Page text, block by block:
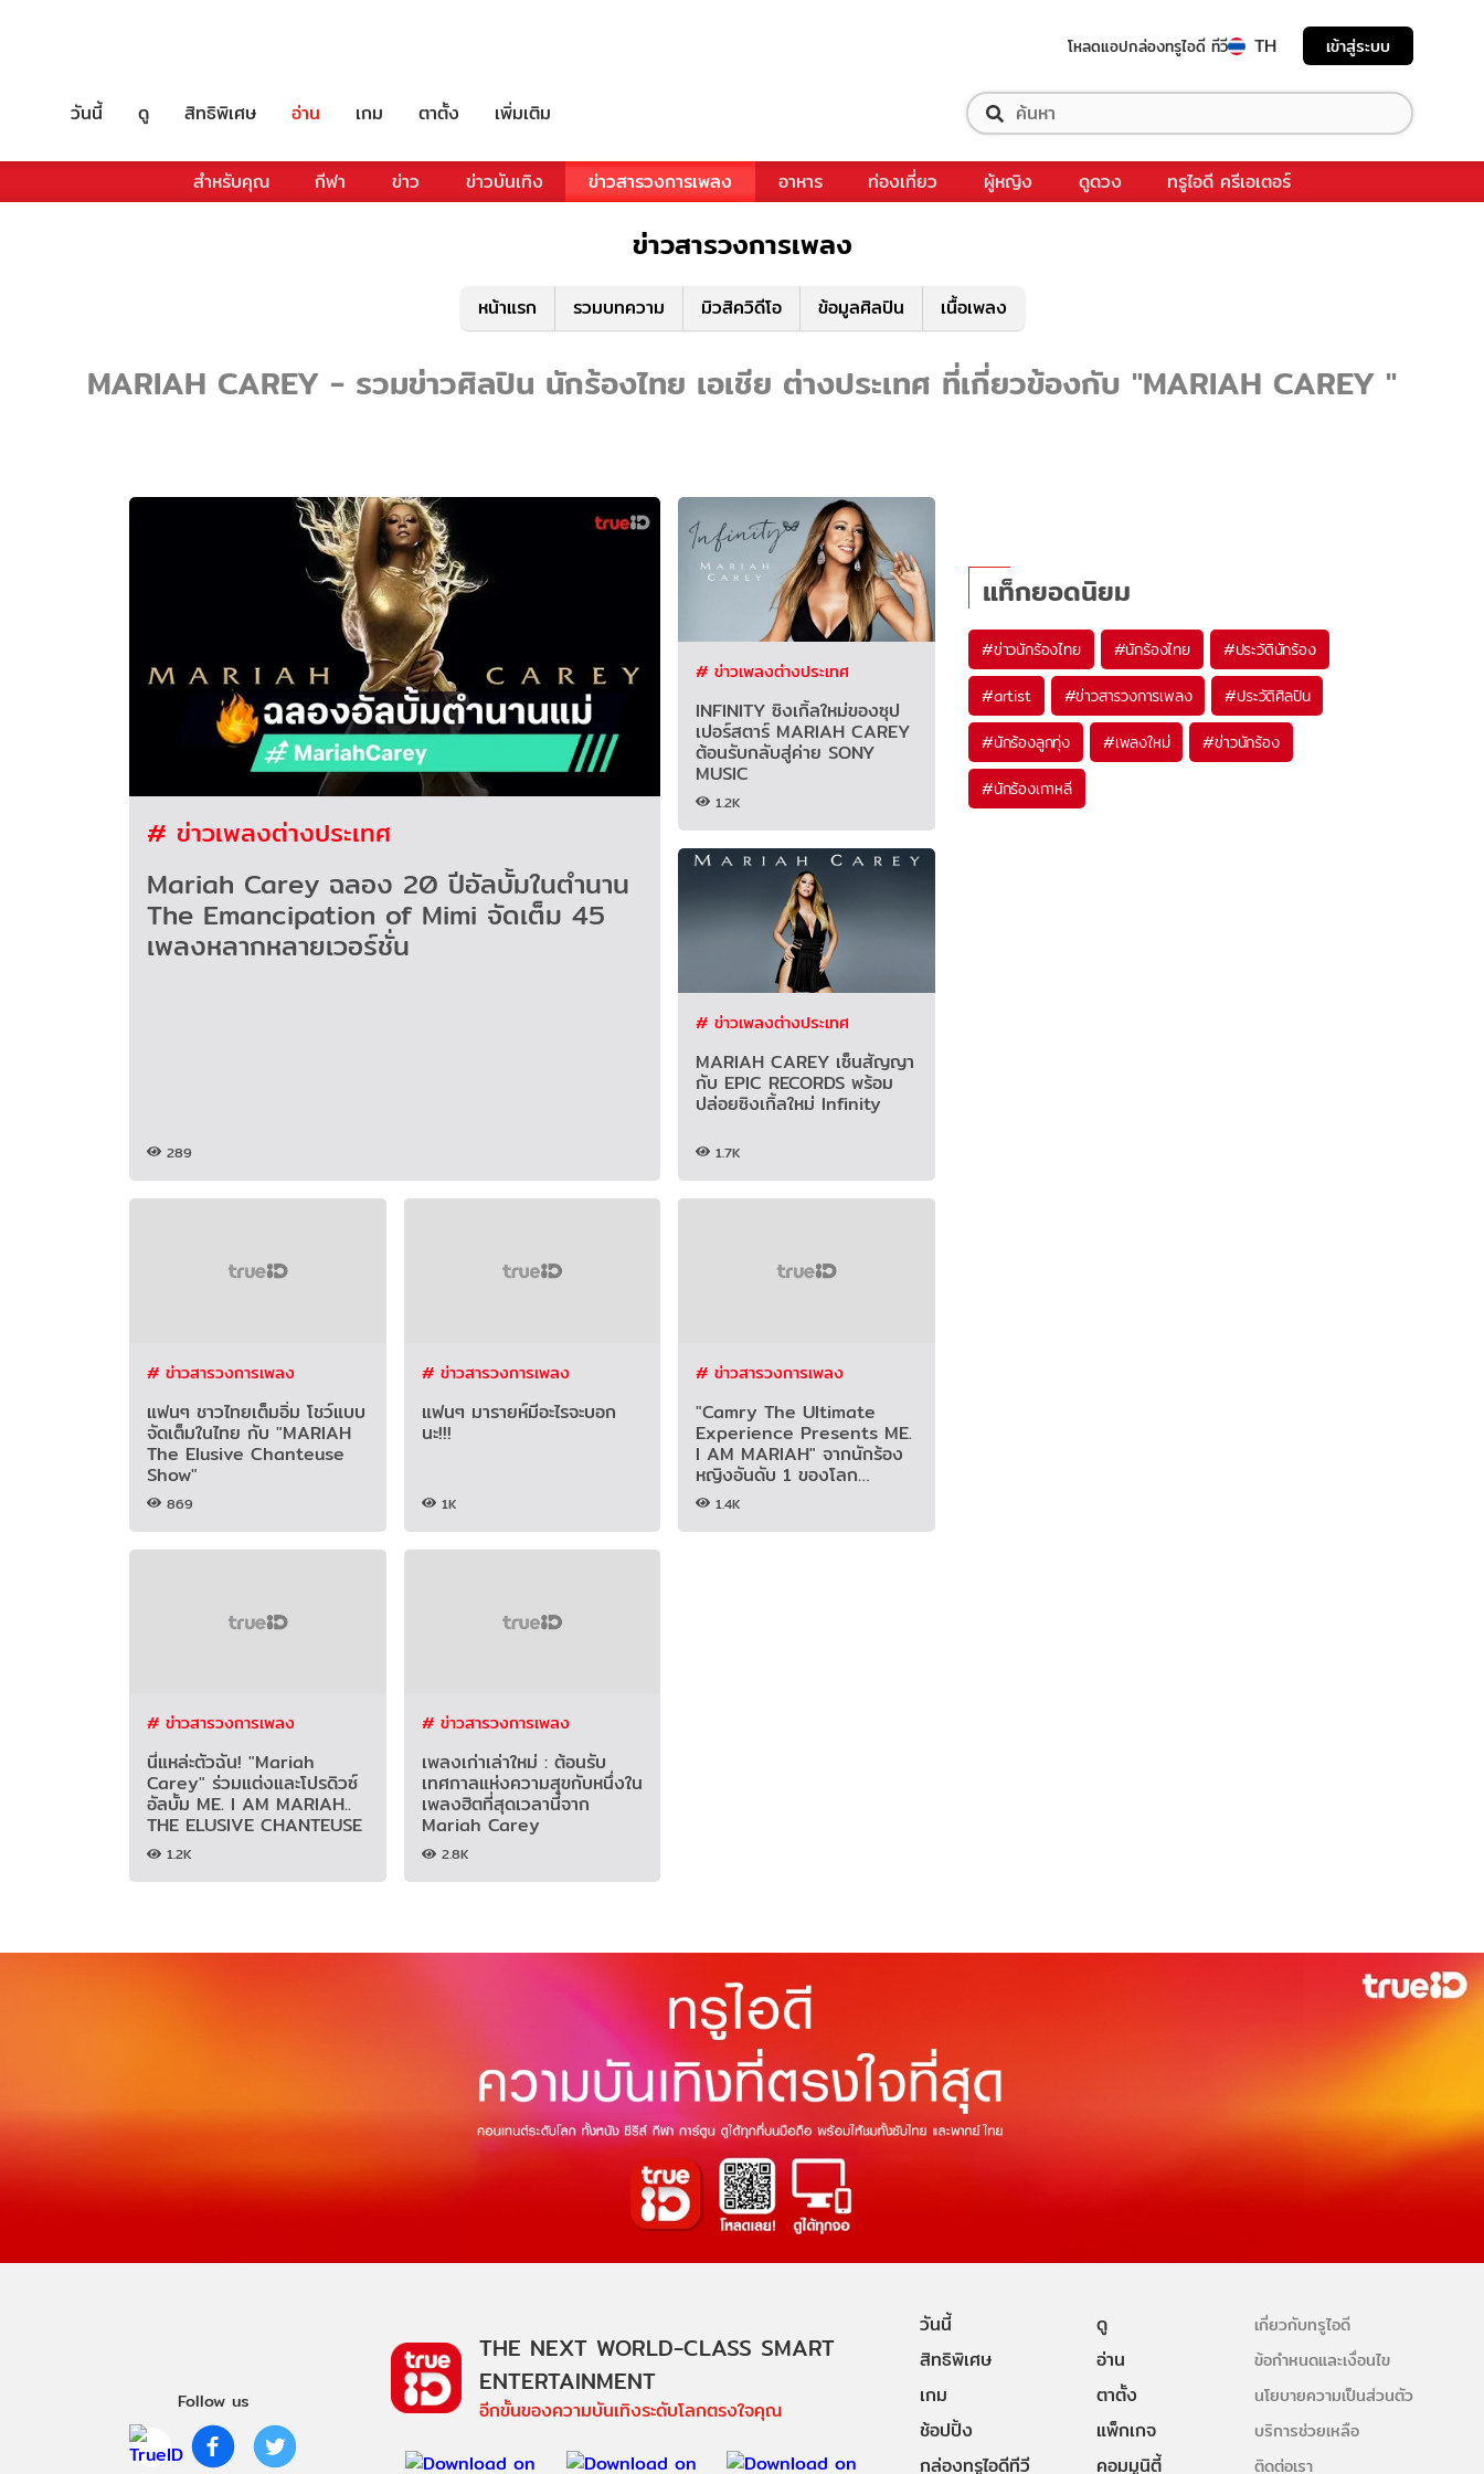
โหลดแอปกล่องทรูไอดี ทีวี TH เข้าสู่ระบบ
วันนี้ ดู สิทธิพิเศษ อ่าน เกม ตาตั้ง เพิ่มเติม
สำหรับคุณ กีฬา ข่าว ข่าวบันเทิง ข่าวสารวงการเพลง อาหาร ท่องเที่ยว ผู้หญิง ดูดวง ทรูไอดี ครีเอเตอร์
ข่าวสารวงการเพลง
หน้าแรก รวมบทความ มิวสิควิดีโอ ข้อมูลศิลปิน เนื้อเพลง
MARIAH CAREY - รวมข่าวศิลปิน นักร้องไทย เอเชีย ต่างประเทศ ที่เกี่ยวข้องกับ "MARIAH CAREY "
# ข่าวเพลงต่างประเทศ
Mariah Carey ฉลอง 20 ปีอัลบั้มในตำนาน
The Emancipation of Mimi จัดเต็ม 45
เพลงหลากหลายเวอร์ชั่น
289
# ข่าวเพลงต่างประเทศ
INFINITY ซิงเกิ้ลใหม่ของซุป
เปอร์สตาร์ MARIAH CAREY
ต้อนรับกลับสู่ค่าย SONY
MUSIC
1.2K
# ข่าวเพลงต่างประเทศ
MARIAH CAREY เซ็นสัญญา
กับ EPIC RECORDS พร้อม
ปล่อยซิงเกิ้ลใหม่ Infinity
1.7K
# ข่าวสารวงการเพลง
แฟนๆ ชาวไทยเต็มอิ่ม โชว์แบบ
จัดเต็มในไทย กับ "MARIAH
The Elusive Chanteuse
Show"
869
# ข่าวสารวงการเพลง
แฟนๆ มารายห์มีอะไรจะบอก
นะ!!!
1K
# ข่าวสารวงการเพลง
"Camry The Ultimate
Experience Presents ME.
I AM MARIAH" จากนักร้อง
หญิงอันดับ 1 ของโลก
Mariah Carey
1.4K
# ข่าวสารวงการเพลง
นี่แหล่ะตัวฉัน! "Mariah
Carey" ร่วมแต่งและโปรดิวซ์
อัลบั้ม ME. I AM MARIAH..
THE ELUSIVE CHANTEUSE
1.2K
# ข่าวสารวงการเพลง
เพลงเก่าเล่าใหม่ : ต้อนรับ
เทศกาลแห่งความสุขกับหนึ่งใน
เพลงฮิตที่สุดเวลานี้จาก
Mariah Carey
2.8K
แท็กยอดนิยม
#ข่าวนักร้องไทย #นักร้องไทย #ประวัตินักร้อง
#artist #ข่าวสารวงการเพลง #ประวัติศิลปิน
#นักร้องลูกทุ่ง #เพลงใหม่ #ข่าวนักร้อง
#นักร้องเกาหลี
Follow us
THE NEXT WORLD-CLASS SMART
ENTERTAINMENT
อีกขั้นของความบันเทิงระดับโลกตรงใจคุณ
วันนี้
ดู
สิทธิพิเศษ
อ่าน
เกม
ตาตั้ง
ช้อปปิ้ง
แพ็กเกจ
กล่องทรูไอดีทีวี
คอมมูนิตี้
เกี่ยวกับทรูไอดี
ข้อกำหนดและเงื่อนไข
นโยบายความเป็นส่วนตัว
บริการช่วยเหลือ
ติดต่อเรา